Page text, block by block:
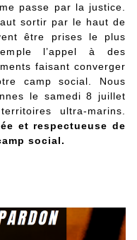
passe par la justice.
sortir par le haut de
être prises le plus
l’appel à des
faisant converger
camp social. Nous
le samedi 8 juillet
ultra-marins.
et respectueuse de
social.